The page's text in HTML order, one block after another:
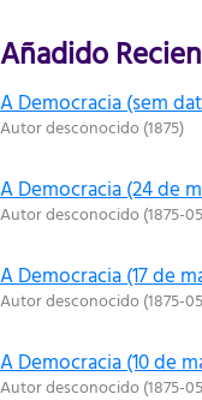
Añadido
A Democracia (sem
Autor desconocido(1875)
A Democracia (24 de
Autor desconocido(1875-05
A Democracia (17 de
Autor desconocido(1875-05
A Democracia (10 de
Autor desconocido(1875-05